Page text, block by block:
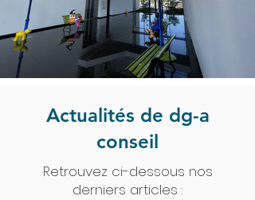
Actualités de dg-a
conseil
Retrouvez ci-dessous nos
derniers articles :